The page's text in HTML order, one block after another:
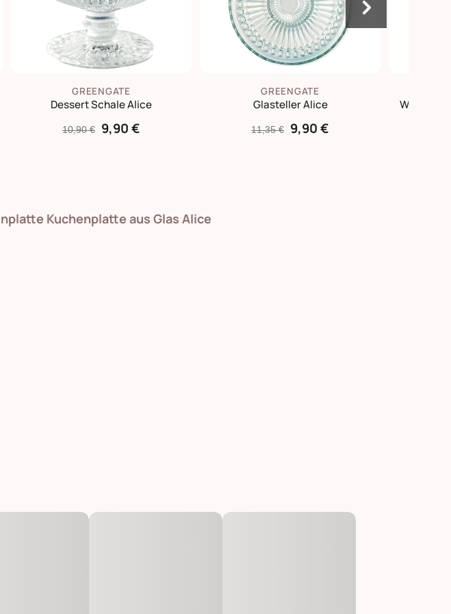
GREENGATE
Dessert Schale Alice
10,90 € 9,90 €
GREENGATE
Glasteller Alice
11,35 € 9,90 €
Kuchenplatte aus Glas Alice